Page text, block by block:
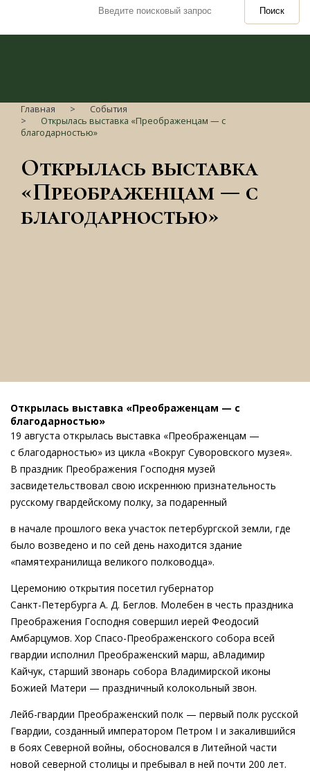
Поиск
Главная
События
Открылась выставка «Преображенцам — с
благодарностью»
Открылась выставка
«Преображенцам — с
благодарностью»
Открылась выставка «Преображенцам — с
благодарностью»
19 августа открылась выставка «Преображенцам —
с благодарностью» из цикла «Вокруг Суворовского музея».
В праздник Преображения Господня музей
засвидетельствовал свою искреннюю признательность
русскому гвардейскому полку, за подаренный
в начале прошлого века участок петербургской земли, где
было возведено и по сей день находится здание
«памятехранилища великого полководца».
Церемонию открытия посетил губернатор
Санкт-Петербурга А. Д. Беглов. Молебен в честь праздника
Преображения Господня совершил иерей Феодосий
Амбарцумов. Хор Спасо-Преображенского собора всей
гвардии исполнил Преображенский марш, аВладимир
Кайчук, старший звонарь собора Владимирской иконы
Божией Матери — праздничный колокольный звон.
Лейб-гвардии Преображенский полк — первый полк русской
Гвардии, созданный императором Петром I и закалившийся
в боях Северной войны, обосновался в Литейной части
новой северной столицы и пребывал в ней почти 200 лет.